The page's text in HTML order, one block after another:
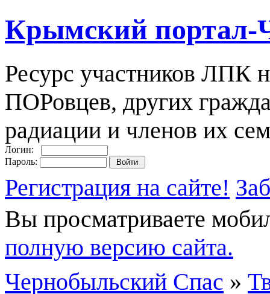
Крымский портал-
Ресурс участников ЛПК
ПОРовцев, других
радиации и членов их
Логин:
Пароль:
Регистрация на сайте!
Вы просматриваете
полную версию сайта.
Чернобыльский Спас »